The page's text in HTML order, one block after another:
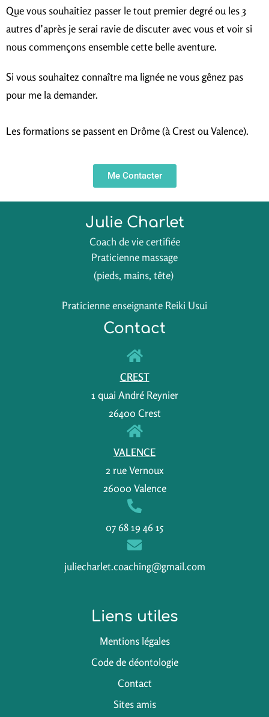
Que vous souhaitiez passer le tout premier degré ou les 3
autres d’après je serai ravie de discuter avec vous et voir si
nous commençons ensemble cette belle aventure.
Si vous souhaitez connaître ma lignée ne vous gênez pas
pour me la demander.
Les formations se passent en Drôme (à Crest ou Valence).
Me Contacter
Julie Charlet
Coach de vie certifiée
Praticienne massage
(pieds, mains, tête)
Praticienne enseignante Reiki Usui
Contact
CREST
1 quai André Reynier
26400 Crest
VALENCE
2 rue Vernoux
26000 Valence
07 68 19 46 15
juliecharlet.coaching@gmail.com
Liens utiles
Mentions légales
Code de déontologie
Contact
Sites amis